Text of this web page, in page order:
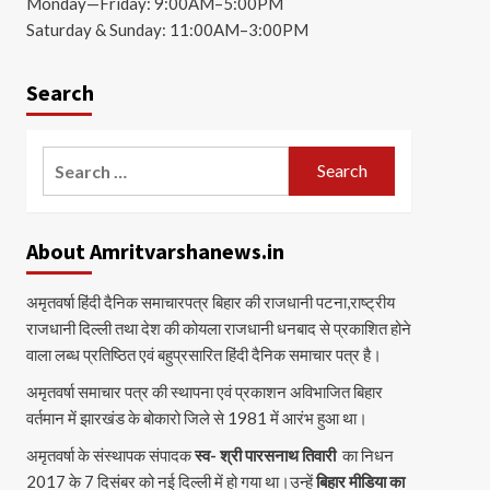
Saturday & Sunday: 11:00AM–3:00PM
Search
About Amritvarshanews.in
अमृतवर्षा हिंदी दैनिक समाचारपत्र बिहार की राजधानी पटना,राष्ट्रीय
राजधानी दिल्ली तथा देश की कोयला राजधानी धनबाद से प्रकाशित होने
वाला लब्ध प्रतिष्ठित एवं बहुप्रसारित हिंदी दैनिक समाचार पत्र है।
अमृतवर्षा समाचार पत्र की स्थापना एवं प्रकाशन अविभाजित बिहार
वर्तमान में झारखंड के बोकारो जिले से 1981 में आरंभ हुआ था।
अमृतवर्षा के संस्थापक संपादकस्व- श्री पारसनाथ तिवारीका निधन
2017 के 7 दिसंबर को नई दिल्ली में हो गया था।उन्हेंबिहार मीडिया का